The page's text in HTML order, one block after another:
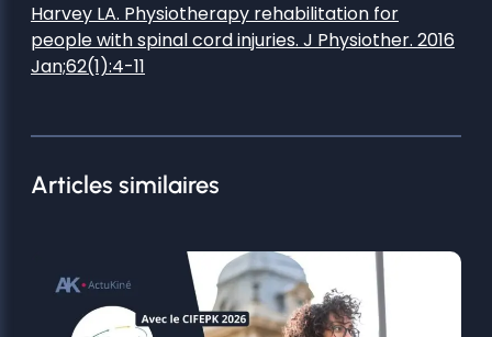
Harvey LA. Physiotherapy rehabilitation for
people with spinal cord injuries. J Physiother. 2016
Jan;62(1):4-11
Articles similaires